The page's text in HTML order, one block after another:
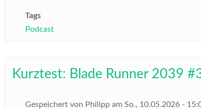
Tags
Podcast
Kurztest: Blade Runner 2039
Gespeichert von Philipp amSo., 10.05.2026 -